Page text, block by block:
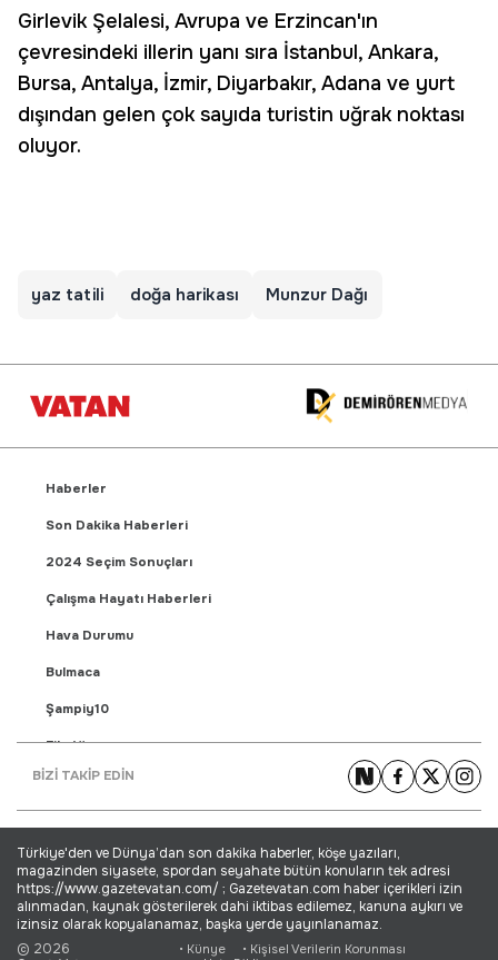
Girlevik Şelalesi, Avrupa ve Erzincan'ın
çevresindeki illerin yanı sıra İstanbul, Ankara,
Bursa, Antalya, İzmir, Diyarbakır, Adana ve yurt
dışından gelen çok sayıda turistin uğrak noktası
oluyor.
yaz tatili doğa harikası Munzur Dağı
Haberler
Son Dakika Haberleri
2024 Seçim Sonuçları
Çalışma Hayatı Haberleri
Hava Durumu
Bulmaca
Şampiy10
Fikstür
Puan Durumu
Yaşam Haberleri
Ekonomi Haberleri
Dünya Haberleri
BİZİ TAKİP EDİN
Türkiye'den ve Dünya’dan son dakika haberler, köşe yazıları,
magazinden siyasete, spordan seyahate bütün konuların tek adresi
https://www.gazetevatan.com/ ; Gazetevatan.com haber içerikleri izin
alınmadan, kaynak gösterilerek dahi iktibas edilemez, kanuna aykırı ve
izinsiz olarak kopyalanamaz, başka yerde yayınlanamaz.
© 2026
• Künye
• Kişisel Verilerin Korunması